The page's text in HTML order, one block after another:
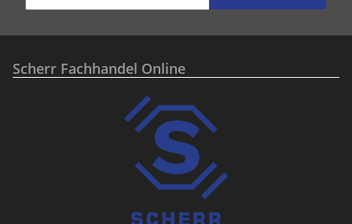
Scherr Fachhandel Online